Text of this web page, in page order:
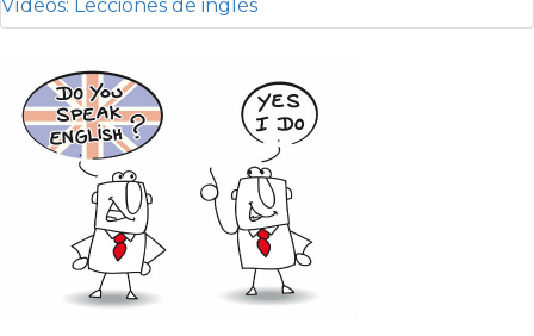
Vídeos: Lecciones de inglés